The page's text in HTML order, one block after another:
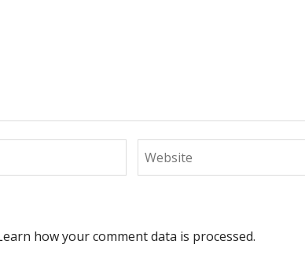
how your comment data is processed.